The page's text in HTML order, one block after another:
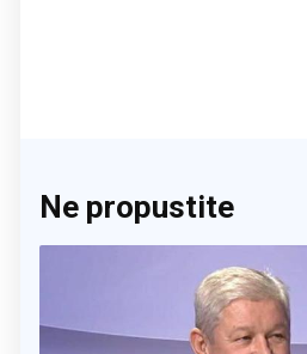
Ne propustite